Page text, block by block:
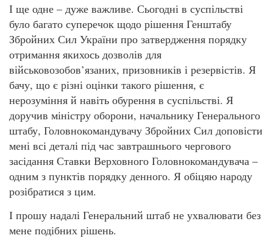
І ще одне – дуже важливе. Сьогодні в суспільстві
було багато суперечок щодо рішення Генштабу
Збройних Сил України про затвердження порядку
отримання якихось дозволів для
військовозобов’язаних, призовників і резервістів. Я
бачу, що є різні оцінки такого рішення, є
нерозуміння й навіть обурення в суспільстві. Я
доручив міністру оборони, начальнику Генерального
штабу, Головнокомандувачу Збройних Сил доповісти
мені всі деталі під час завтрашнього чергового
засідання Ставки Верховного Головнокомандувача –
одним з пунктів порядку денного. Я обіцяю народу
розібратися з цим.
І прошу надалі Генеральний штаб не ухвалювати без
мене подібних рішень.